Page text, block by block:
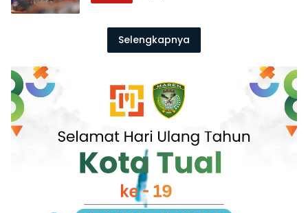
Selengkapnya